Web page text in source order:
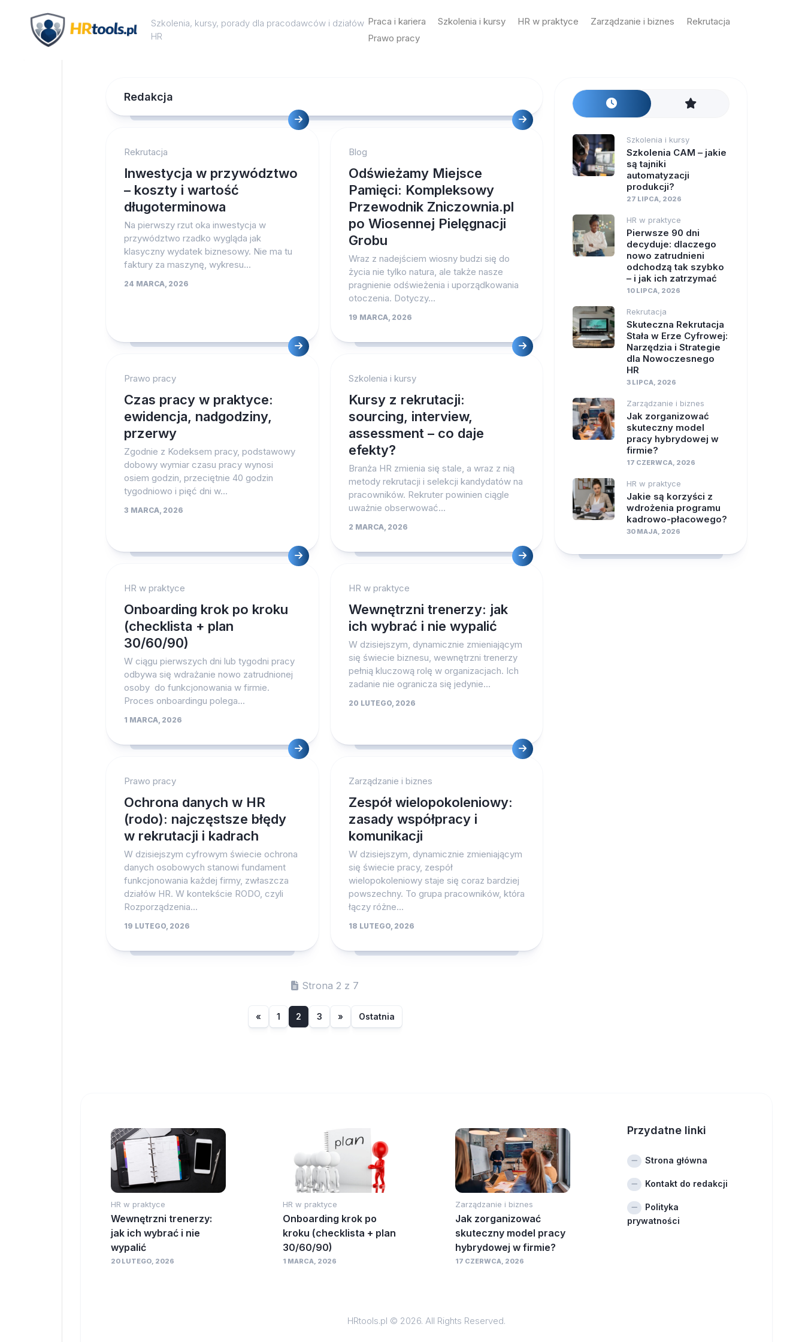
Szkolenia, kursy, porady dla pracodawców i działów
HR
Praca i kariera Szkolenia i kursy HR w praktyce Zarządzanie i biznes
Rekrutacja
Prawo pracy
Redakcja
Rekrutacja
Inwestycja w przywództwo
– koszty i wartość
długoterminowa
Na pierwszy rzut oka inwestycja w
przywództwo rzadko wygląda jak
klasyczny wydatek biznesowy. Nie ma tu
faktury za maszynę, wykresu...
24 MARCA, 2026
Blog
Odświeżamy Miejsce
Pamięci: Kompleksowy
Przewodnik Zniczownia.pl
po Wiosennej Pielęgnacji
Grobu
Wraz z nadejściem wiosny budzi się do
życia nie tylko natura, ale także nasze
pragnienie odświeżenia i uporządkowania
otoczenia. Dotyczy...
19 MARCA, 2026
Prawo pracy
Czas pracy w praktyce:
ewidencja, nadgodziny,
przerwy
Zgodnie z Kodeksem pracy, podstawowy
dobowy wymiar czasu pracy wynosi
osiem godzin, przeciętnie 40 godzin
tygodniowo i pięć dni w...
3 MARCA, 2026
Szkolenia i kursy
Kursy z rekrutacji:
sourcing, interview,
assessment – co daje
efekty?
Branża HR zmienia się stale, a wraz z nią
metody rekrutacji i selekcji kandydatów na
pracowników. Rekruter powinien ciągle
uważnie obserwować...
2 MARCA, 2026
HR w praktyce
Onboarding krok po kroku
(checklista + plan
30/60/90)
W ciągu pierwszych dni lub tygodni pracy
odbywa się wdrażanie nowo zatrudnionej
osoby do funkcjonowania w firmie.
Proces onboardingu polega...
1 MARCA, 2026
HR w praktyce
Wewnętrzni trenerzy: jak
ich wybrać i nie wypalić
W dzisiejszym, dynamicznie zmieniającym
się świecie biznesu, wewnętrzni trenerzy
pełnią kluczową rolę w organizacjach. Ich
zadanie nie ogranicza się jedynie...
20 LUTEGO, 2026
Prawo pracy
Ochrona danych w HR
(rodo): najczęstsze błędy
w rekrutacji i kadrach
W dzisiejszym cyfrowym świecie ochrona
danych osobowych stanowi fundament
funkcjonowania każdej firmy, zwłaszcza
działów HR. W kontekście RODO, czyli
Rozporządzenia...
19 LUTEGO, 2026
Zarządzanie i biznes
Zespół wielopokoleniowy:
zasady współpracy i
komunikacji
W dzisiejszym, dynamicznie zmieniającym
się świecie pracy, zespół
wielopokoleniowy staje się coraz bardziej
powszechny. To grupa pracowników, która
łączy różne...
18 LUTEGO, 2026
Strona 2 z 7
« 1 2 3 » Ostatnia
Szkolenia i kursy
Szkolenia CAM – jakie
są tajniki
automatyzacji
produkcji?
27 LIPCA, 2026
HR w praktyce
Pierwsze 90 dni
decyduje: dlaczego
nowo zatrudnieni
odchodzą tak szybko
– i jak ich zatrzymać
10 LIPCA, 2026
Rekrutacja
Skuteczna Rekrutacja
Stała w Erze Cyfrowej:
Narzędzia i Strategie
dla Nowoczesnego
HR
3 LIPCA, 2026
Zarządzanie i biznes
Jak zorganizować
skuteczny model
pracy hybrydowej w
firmie?
17 CZERWCA, 2026
HR w praktyce
Jakie są korzyści z
wdrożenia programu
kadrowo-płacowego?
30 MAJA, 2026
HR w praktyce
Wewnętrzni trenerzy:
jak ich wybrać i nie
wypalić
20 LUTEGO, 2026
HR w praktyce
Onboarding krok po
kroku (checklista + plan
30/60/90)
1 MARCA, 2026
Zarządzanie i biznes
Jak zorganizować
skuteczny model pracy
hybrydowej w firmie?
17 CZERWCA, 2026
Przydatne linki
Strona główna
Kontakt do redakcji
Polityka
prywatności
HRtools.pl © 2026. All Rights Reserved.